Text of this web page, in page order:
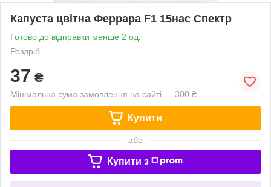
Капуста цвітна Феррара F1 15нас Спектр
Готово до відправки менше 2 од.
Роздріб
37 ₴
Мінімальна сума замовлення на сайті — 300 ₴
Купити
або
Купити з